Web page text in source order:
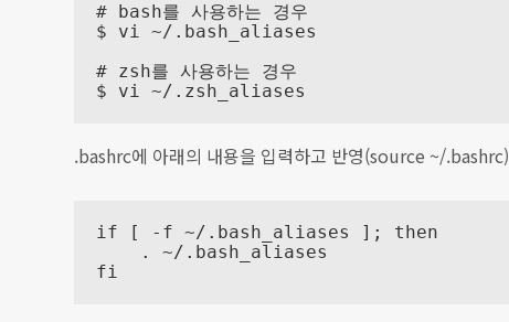
# bash를 사용하는 경우
$ vi ~/.bash_aliases
# zsh를 사용하는 경우
$ vi ~/.zsh_aliases
.bashrc에 아래의 내용을 입력하고 반영(source ~/.bashrc)
if [ -f ~/.bash_aliases ]; then
fi